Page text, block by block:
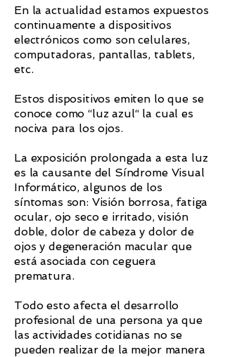
En la actualidad estamos expuestos
continuamente a dispositivos
electrónicos como son celulares,
computadoras, pantallas, tablets,
etc.
Estos dispositivos emiten lo que se
conoce como “luz azul“ la cual es
nociva para los ojos.
La exposición prolongada a esta luz
es la causante del Síndrome Visual
Informático, algunos de los
síntomas son: Visión borrosa, fatiga
ocular, ojo seco e irritado, visión
doble, dolor de cabeza y dolor de
ojos y degeneración macular que
está asociada con ceguera
prematura.
Todo esto afecta el desarrollo
profesional de una persona ya que
las actividades cotidianas no se
pueden realizar de la mejor manera